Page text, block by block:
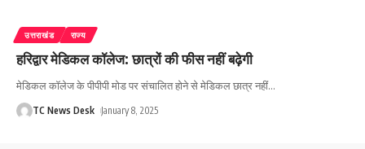
उत्तराखंड राज्य
हरिद्वार मेडिकल कॉलेज: छात्रों की फीस नहीं बढ़ेगी
मेडिकल कॉलेज के पीपीपी मोड पर संचालित होने से मेडिकल छात्र नहीं…
TC News Desk January 8, 2025